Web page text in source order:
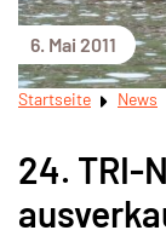
6. Mai 2011
Startseite News
24. TRI-